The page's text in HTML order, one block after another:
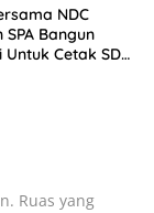
NDC
Bangun
Cetak SDM
Ruas yang